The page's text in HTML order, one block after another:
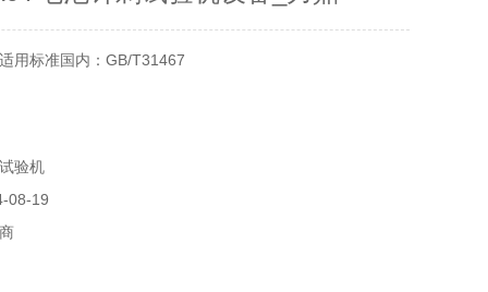
用标准国内：GB/T31467
验机
08-19